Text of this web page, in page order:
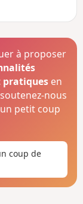
à proposer
en
nous
petit coup
coup de